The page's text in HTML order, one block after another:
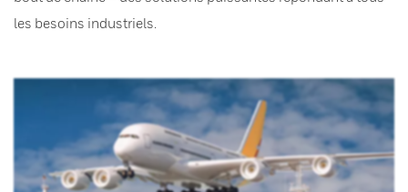
les besoins industriels.